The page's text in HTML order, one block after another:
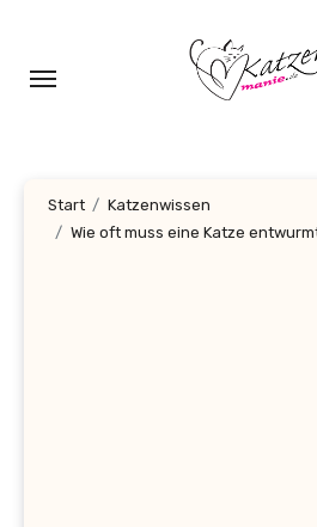
springen
Start
Katzenwissen
Wie oft muss eine Katze